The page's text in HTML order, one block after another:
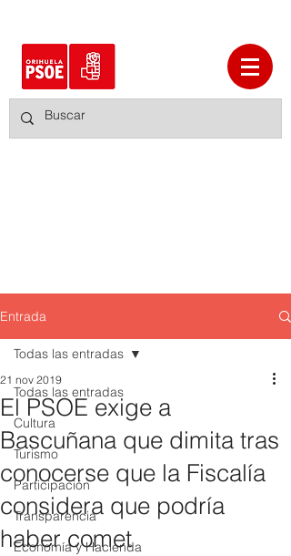
Entrada
Todas las entradas
Cultura
Turismo
Participación
Transparencia
Economía y Hacienda
Todas las entradas
El PSOE exige a
Bascuñana que dimita tras
conocerse que la Fiscalía
considera que podría
haber comet
21 nov 2019